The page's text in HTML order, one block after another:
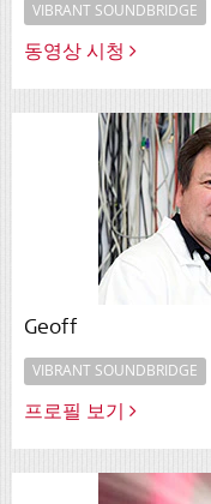
VIBRANT SOUNDBRIDGE
동영상 시청
Geoff
VIBRANT SOUNDBRIDGE
프로필 보기